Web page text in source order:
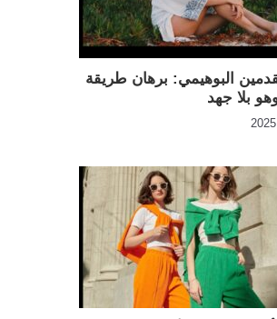
البوهيمي: برهان طريقة
بلا جهد